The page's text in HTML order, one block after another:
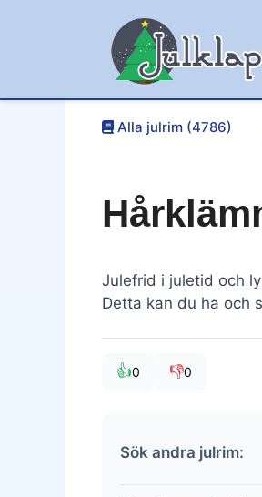
Alla julrim (4786)
Julefrid i juletid och
Detta kan du ha och
👍0 👎0
Sök andra julrim: